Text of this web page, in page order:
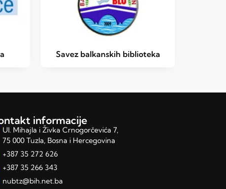
Savez balkanskih biblioteka
informacije
Ul. Mihajla i Živka Crnogorčevića 7,
75 000 Tuzla, Bosna i Hercegovina
+387 35 272 626
+387 35 266 343
nubtz@bih.net.ba